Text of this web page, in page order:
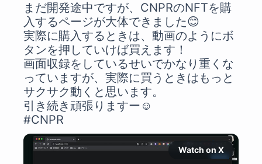
まだ開発途中ですが、CNPRのNFTを購
入するページが大体できました😊
実際に購入するときは、動画のようにボ
タンを押していけば買えます！
画面収録をしているせいでかなり重くな
っていますが、実際に買うときはもっと
サクサク動くと思います。
#CNPR
Watch on X